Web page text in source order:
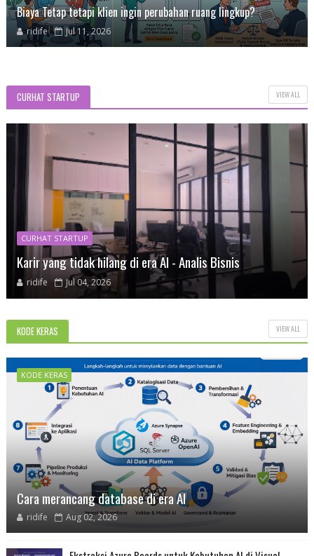
Biaya Tetap tetapi klien ingin perubahan ruang lingkup?
ridife Jul 11, 2026
CURHAT STARTUP VIEW ALL
CURHAT STARTUP
Karir yang tidak hilang di era AI - Analis Bisnis
ridife Jul 04, 2026
KODE KERAS VIEW ALL
KODE KERAS
Cara merancang database di era AI
ridife Aug 02, 2026